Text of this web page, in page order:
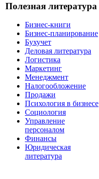
Полезная литература
Бизнес-книги
Бизнес-планирование
Бухучет
Деловая литература
Логистика
Маркетинг
Менеджмент
Налогообложение
Продажи
Психология в бизнесе
Социология
Управление
персоналом
Финансы
Юридическая
литература